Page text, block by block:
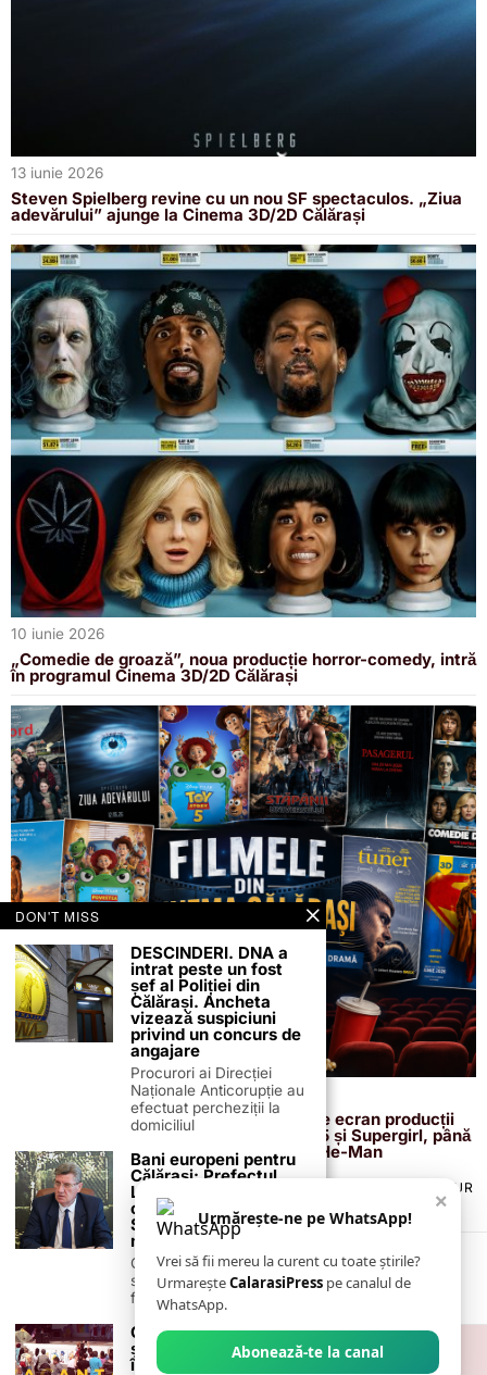
13 iunie 2026
Steven Spielberg revine cu un nou SF spectaculos. „Ziua
adevărului” ajunge la Cinema 3D/2D Călărași
10 iunie 2026
„Comedie de groază”, noua producție horror-comedy, intră
în programul Cinema 3D/2D Călărași
Cinema 3D/2D Călărași aduce pe marele ecran producții
pentru toate gusturile. De la Toy Story 5 și Supergirl, până
la thrillerul românesc Fjord și noul film He-Man
TERMENI ȘI CONDIȚII
POLITICA DE ANULARE & RETUR
PUBLICITATE ONLINE & TIPĂRITĂ
CONTACT
ZIARUL ANUNȚUL CĂLĂRĂȘEAN
×
Urmărește-ne pe WhatsApp!
Vrei să fii mereu la curent cu toate știrile?
UrmareșteCalarasiPress pe canalul de
WhatsApp.
Abonează-te la canal
DON'T MISS
DESCINDERI. DNA a
intrat peste un fost
șef al Poliției din
Călărași. Ancheta
vizează suspiciuni
privind un concurs de
angajare
Procurori ai Direcției
Naționale Anticorupție au
efectuat percheziții la
domiciliul
Bani europeni pentru
Călărași: Prefectul
Laurențiu State anunță
colaborarea cu ADR
Sud-Muntenia pentru
noi finanțări
Călărașul se pregătește
să intre pe harta
finanțărilor europene, cu
CJCC invită copiii să-
și petreacă vacanța
într-o atmosferă de